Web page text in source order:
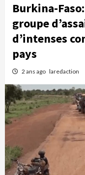
Burkina-
groupe
d’intenses
pays
2 ans ago laredaction